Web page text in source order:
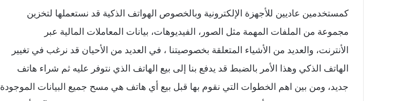
كمستخدمين عاديين للأجهزة الإلكترونية وبالخصوص الهواتف الذكية قد نستعملها لتخزين
مجموعة من الملفات المهمة مثل الصور، الفيديوهات، بيانات المعاملات المالية عبر
الأنترنت، والعديد من الأشياء المتعلقة بخصوصيتنا ، في العديد من الأحيان قد نرغب في تغيير
الهاتف الذكي وهذا الأمر بالضبط قد يدفع بنا إلى بيع الهاتف الذي نتوفر عليه ثم شراء هاتف
جديد، ومن بين اهم الخطوات التي نقوم بها قبل بيع أي هاتف هي مسح جميع البيانات الموجودة